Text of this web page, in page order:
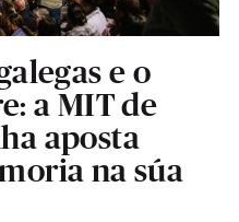
e o
a MIT de
aposta
na súa